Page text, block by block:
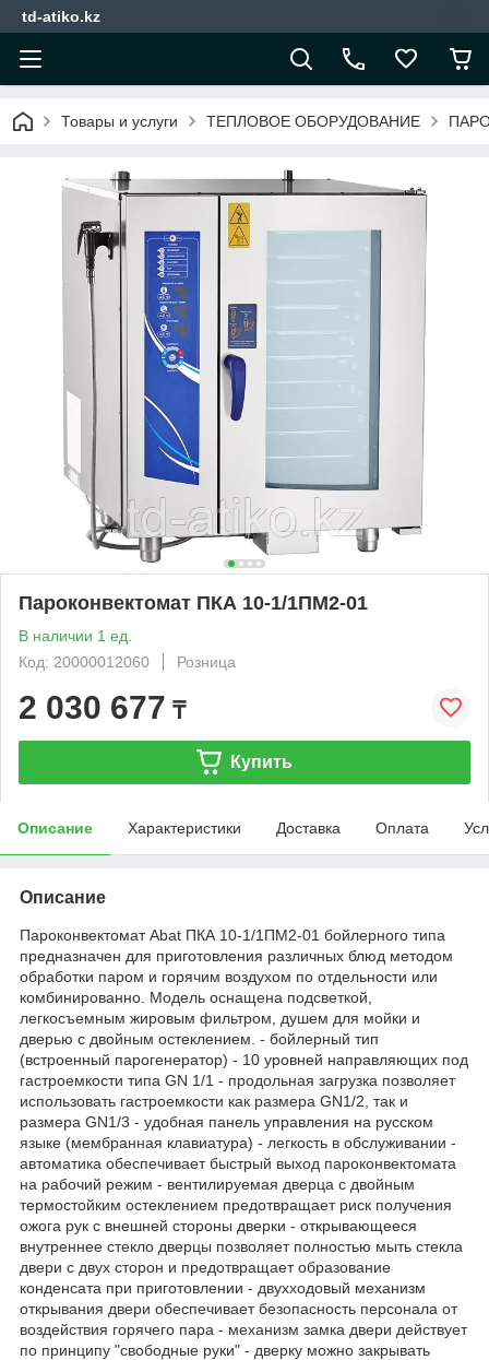
td-atiko.kz
Товары и услуги ТЕПЛОВОЕ ОБОРУДОВАНИЕ
Пароконвектомат ПКА 10-1/1ПМ2-01
В наличии 1 ед.
Код: 20000012060
Розница
2 030 677 ₸
Купить
Описание Характеристики Доставка Оплата
Описание
Пароконвектомат Abat ПКА 10-1/1ПМ2-01 бойлерного типа
предназначен для приготовления различных блюд методом
обработки паром и горячим воздухом по отдельности или
комбинированно. Модель оснащена подсветкой,
легкосъемным жировым фильтром, душем для мойки и
дверью с двойным остеклением. - бойлерный тип
(встроенный парогенератор) - 10 уровней направляющих под
гастроемкости типа GN 1/1 - продольная загрузка позволяет
использовать гастроемкости как размера GN1/2, так и
размера GN1/3 - удобная панель управления на русском
языке (мембранная клавиатура) - легкость в обслуживании -
автоматика обеспечивает быстрый выход пароконвектомата
на рабочий режим - вентилируемая дверца с двойным
термостойким остеклением предотвращает риск получения
ожога рук с внешней стороны дверки - открывающееся
внутреннее стекло дверцы позволяет полностью мыть стекла
двери с двух сторон и предотвращает образование
конденсата при приготовлении - двухходовый механизм
открывания двери обеспечивает безопасность персонала от
воздействия горячего пара - механизм замка двери действует
по принципу "свободные руки" - дверку можно закрывать